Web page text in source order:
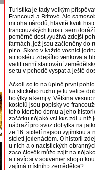
Turistika je tady velkým
Francouzi a Britové. Ale
mnoha národů, hlavně kvůli
francouzských turistů sem
poměrně dost využívá zdejší
farmách, jež jsou začleněny do
plno. Skoro v každé vesnici
atmosféru zdejšího venkova a
vadit ranní startování
se tu v pohodě vyspat a ještě
Ačkoli se to na úplně první
turistického ruchu je tu velice
hotýlky a kempy. Většina
kostelů jsou popisky ve
toho kterého domu a jeho
začátku nějaké vsi kus zdi u níž
nádraží pro svoz dobytka na
ze 16. století nejsou vyjímkou a
století jedenáctém. O historii
u nich a o nacistických
zase člověk může zajít na
a navíc si v souvenier shopu
zajímá místního zemědělce?